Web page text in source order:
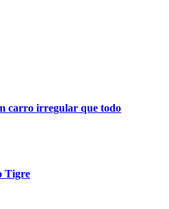
carro irregular que todo
Tigre